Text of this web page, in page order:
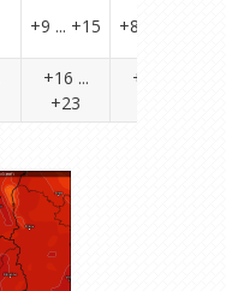
+9 ... +15 +8 ... +15
+16 ...
+23
+16 ...